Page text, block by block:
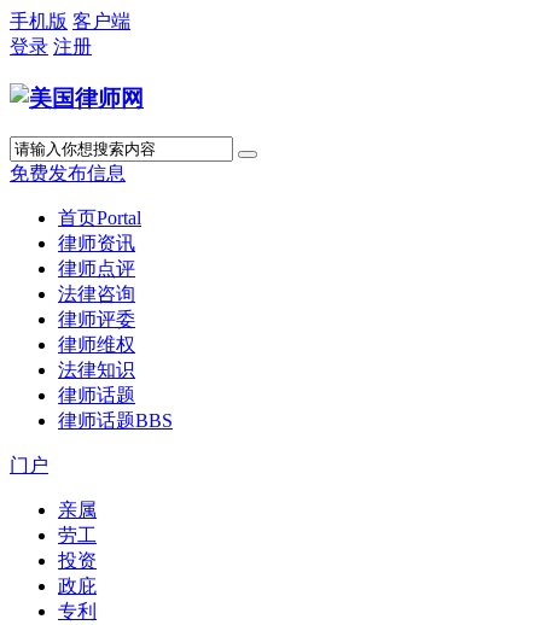
手机版 客户端
登录 注册
免费发布信息
首页Portal
律师资讯
律师点评
法律咨询
律师评委
律师维权
法律知识
律师话题
律师话题BBS
门户
亲属
劳工
投资
政庇
专利